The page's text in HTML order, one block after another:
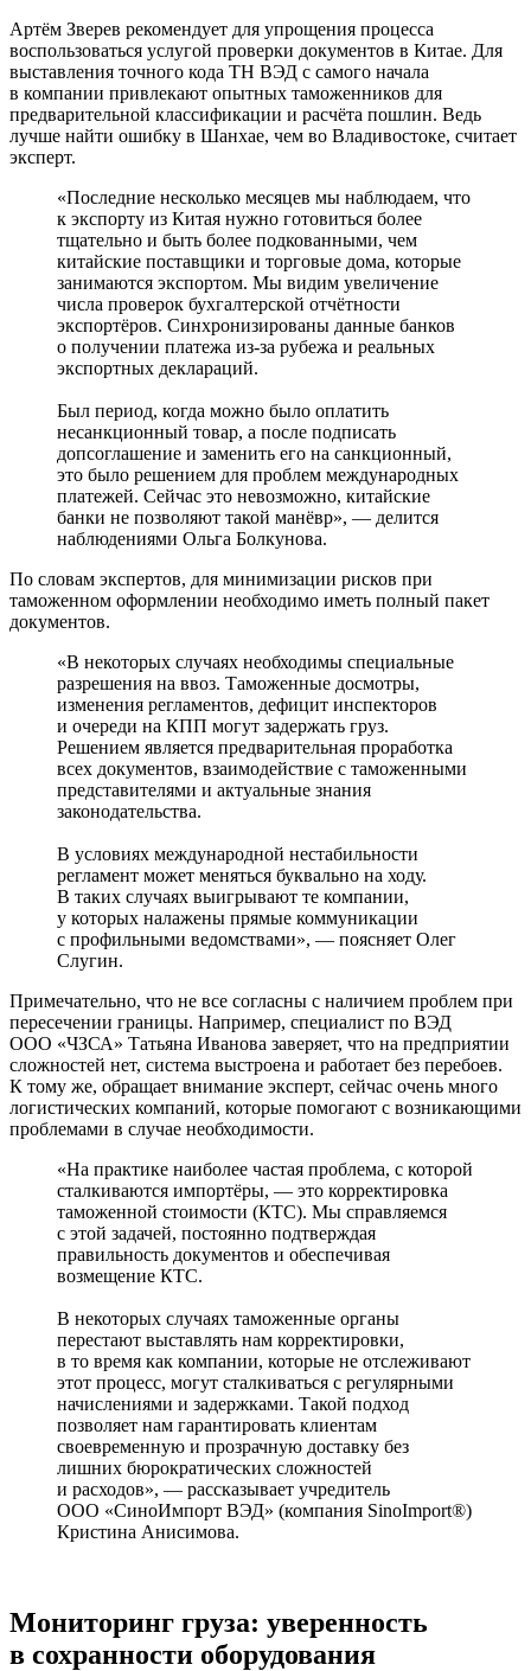
Артём Зверев рекомендует для упрощения процесса
воспользоваться услугой проверки документов в Китае. Для
выставления точного кода ТН ВЭД с самого начала
в компании привлекают опытных таможенников для
предварительной классификации и расчёта пошлин. Ведь
лучше найти ошибку в Шанхае, чем во Владивостоке, считает
эксперт.
«Последние несколько месяцев мы наблюдаем, что
к экспорту из Китая нужно готовиться более
тщательно и быть более подкованными, чем
китайские поставщики и торговые дома, которые
занимаются экспортом. Мы видим увеличение
числа проверок бухгалтерской отчётности
экспортёров. Синхронизированы данные банков
о получении платежа из-за рубежа и реальных
экспортных деклараций.
Был период, когда можно было оплатить
несанкционный товар, а после подписать
допсоглашение и заменить его на санкционный,
это было решением для проблем международных
платежей. Сейчас это невозможно, китайские
банки не позволяют такой манёвр», — делится
наблюдениями Ольга Болкунова.
По словам экспертов, для минимизации рисков при
таможенном оформлении необходимо иметь полный пакет
документов.
«В некоторых случаях необходимы специальные
разрешения на ввоз. Таможенные досмотры,
изменения регламентов, дефицит инспекторов
и очереди на КПП могут задержать груз.
Решением является предварительная проработка
всех документов, взаимодействие с таможенными
представителями и актуальные знания
законодательства.
В условиях международной нестабильности
регламент может меняться буквально на ходу.
В таких случаях выигрывают те компании,
у которых налажены прямые коммуникации
с профильными ведомствами», — поясняет Олег
Слугин.
Примечательно, что не все согласны с наличием проблем при
пересечении границы. Например, специалист по ВЭД
ООО «ЧЗСА» Татьяна Иванова заверяет, что на предприятии
сложностей нет, система выстроена и работает без перебоев.
К тому же, обращает внимание эксперт, сейчас очень много
логистических компаний, которые помогают с возникающими
проблемами в случае необходимости.
«На практике наиболее частая проблема, с которой
сталкиваются импортёры, — это корректировка
таможенной стоимости (КТС). Мы справляемся
с этой задачей, постоянно подтверждая
правильность документов и обеспечивая
возмещение КТС.
В некоторых случаях таможенные органы
перестают выставлять нам корректировки,
в то время как компании, которые не отслеживают
этот процесс, могут сталкиваться с регулярными
начислениями и задержками. Такой подход
позволяет нам гарантировать клиентам
своевременную и прозрачную доставку без
лишних бюрократических сложностей
и расходов», — рассказывает учредитель
ООО «СиноИмпорт ВЭД» (компания SinoImport®)
Кристина Анисимова.
Мониторинг груза: уверенность
в сохранности оборудования